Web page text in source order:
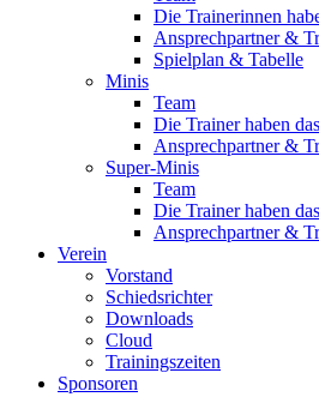
Die Trainerinnen
Ansprechpartner &
Spielplan & Tabelle
Minis
Team
Die Trainer haben
Ansprechpartner &
Super-Minis
Team
Die Trainer haben
Ansprechpartner &
Verein
Vorstand
Schiedsrichter
Downloads
Cloud
Trainingszeiten
Sponsoren